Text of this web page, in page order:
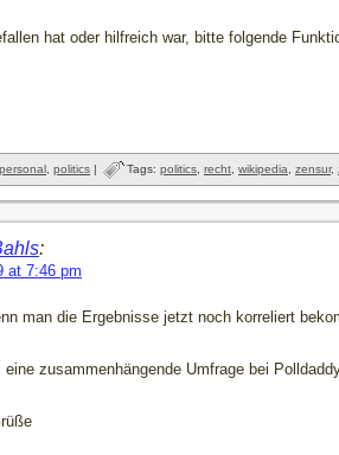
hat oder hilfreich war, bitte folgende
personal politics | Tags: politics recht wikipedia zensur,
:
at 7:46 pm
man die Ergebnisse jetzt noch korreliert
eine zusammenhängende Umfrage bei